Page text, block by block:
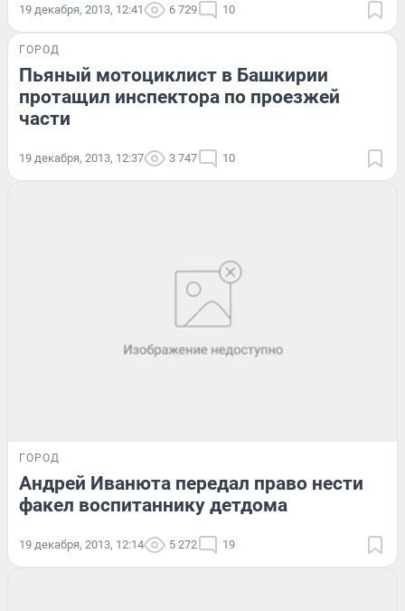
19 декабря, 2013, 12:41 6 729 10
ГОРОД
Пьяный мотоциклист в Башкирии
протащил инспектора по проезжей
части
19 декабря, 2013, 12:37 3 747 10
ГОРОД
Андрей Иванюта передал право нести
факел воспитаннику детдома
19 декабря, 2013, 12:14 5 272 19